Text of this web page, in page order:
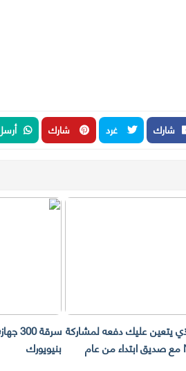
شارك غرد شارك
يتعين عليك دفعه لمشاركة
حساب Netflix مع صديق ابتداء من عام بنيويورك